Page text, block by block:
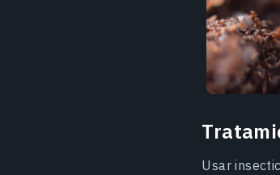
Usar